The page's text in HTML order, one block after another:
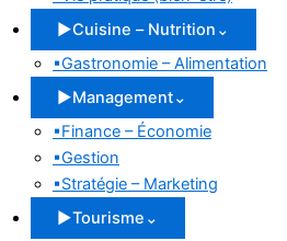
▶Cuisine – Nutrition ⌄
▪Gastronomie – Alimentation
▶Management⌄
▪Finance – Économie
▪Gestion
▪Stratégie – Marketing
▶Tourisme ⌄